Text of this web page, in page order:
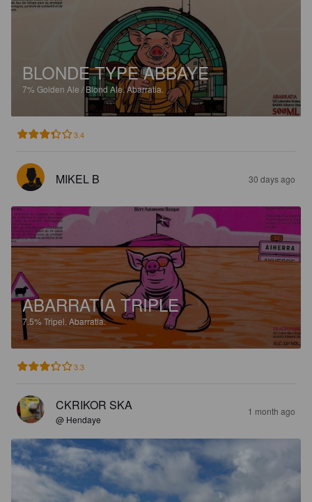
BLONDE TYPE ABBAYE
7% Golden Ale / Blond Ale.Abarratia.
3.4
MIKEL B 30 days ago
ABARRATIA TRIPLE
7.5%Tripel.Abarratia.
3.3
CKRIKOR SKA
@ Hendaye
1 month ago